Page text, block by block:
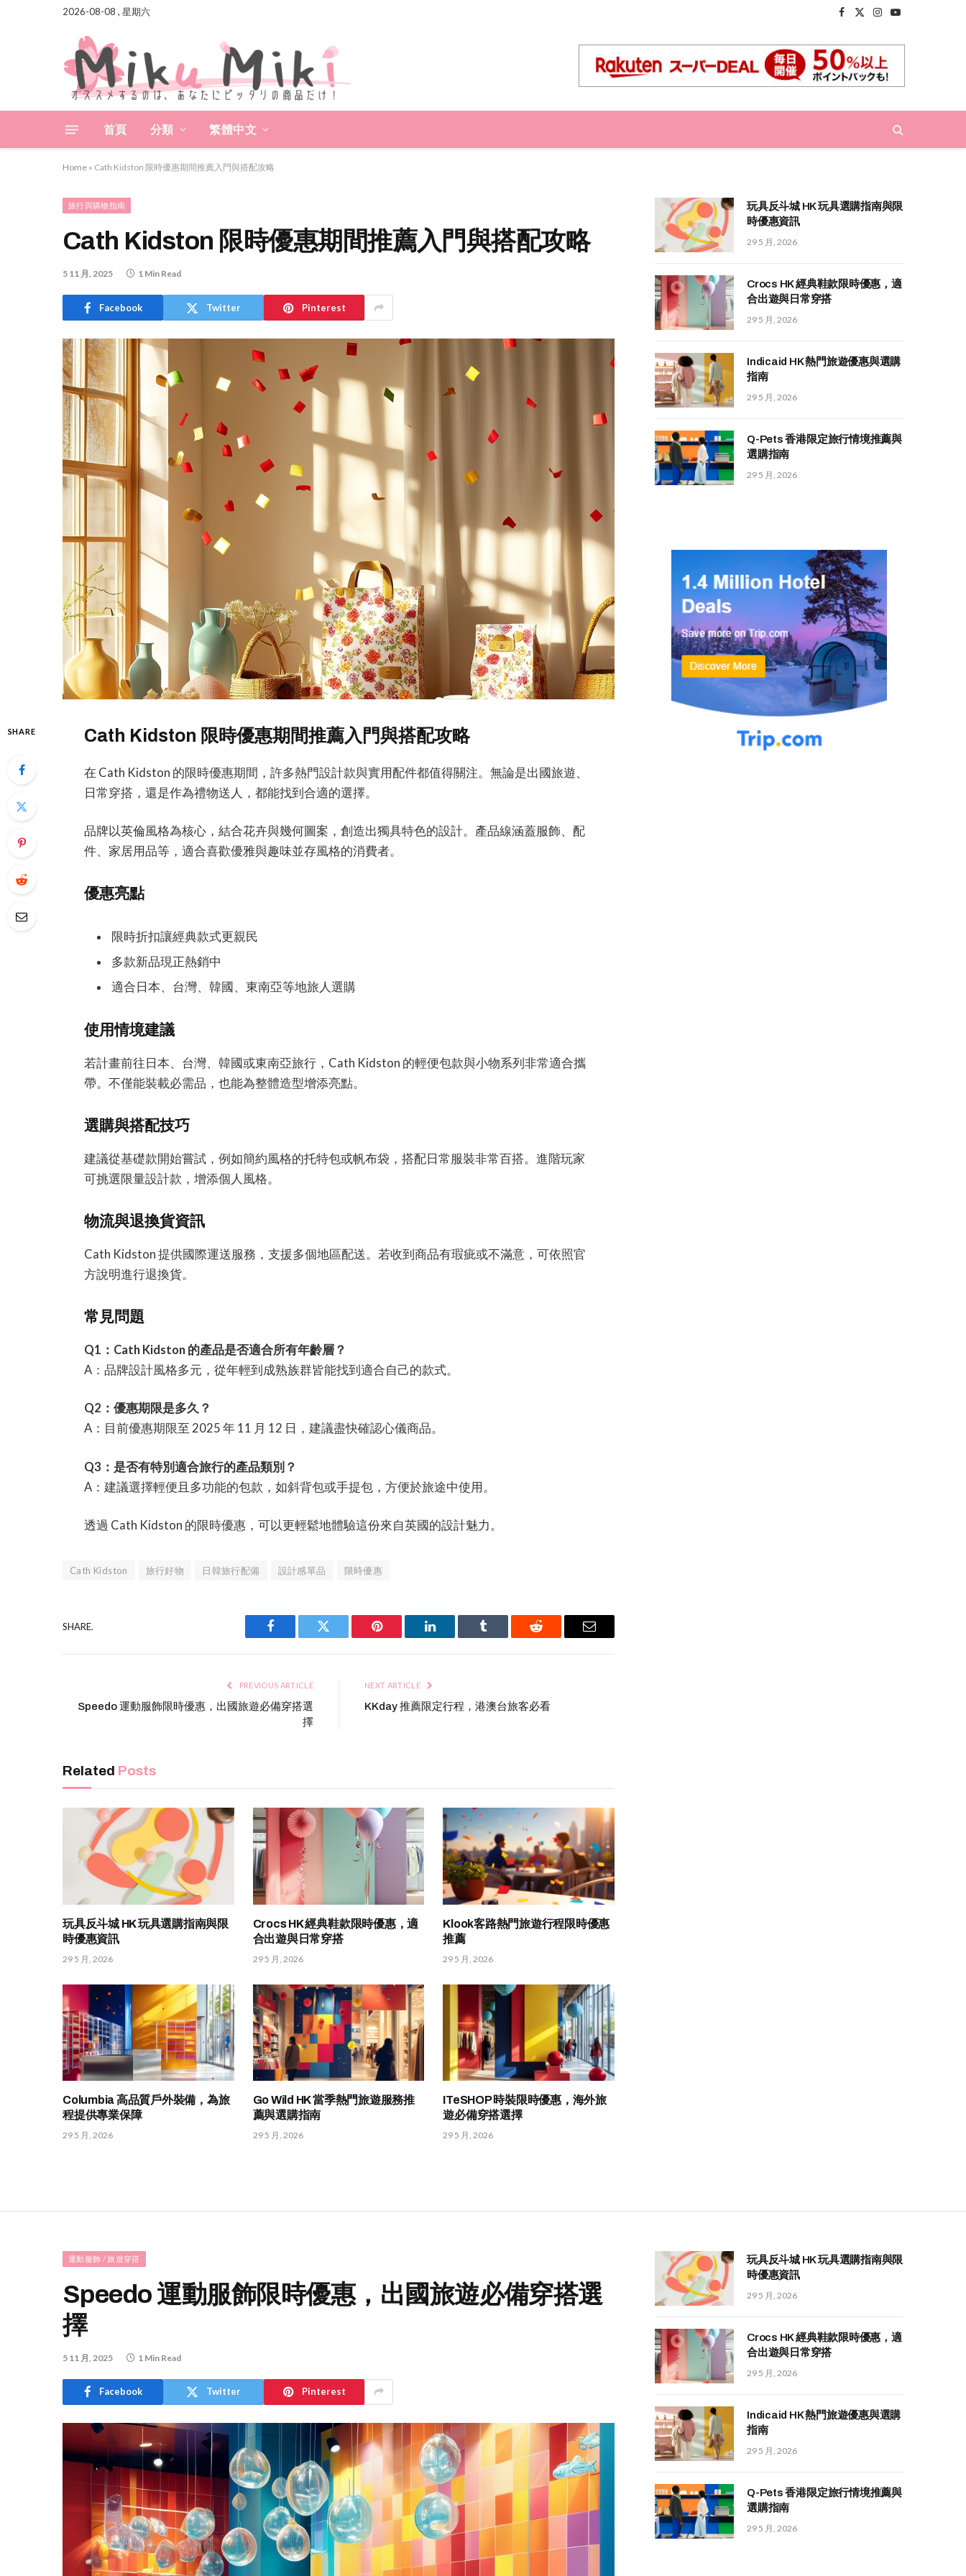
2026-08-08 , 星期六
Facebook
X
Instagram
YouTube
首頁 分類 繁體中文
Home » Cath Kidston 限時優惠期間推薦入門與搭配攻略
旅行與購物指南
Cath Kidston 限時優惠期間推薦入門與搭配攻略
5 11 月, 2025 1 Min Read
Facebook Twitter Pinterest
SHARE Cath Kidston 限時優惠期間推薦入門與搭配攻略
在 Cath Kidston 的限時優惠期間，許多熱門設計款與實用配件都值得關注。無論是出國旅遊、
日常穿搭，還是作為禮物送人，都能找到合適的選擇。
品牌以英倫風格為核心，結合花卉與幾何圖案，創造出獨具特色的設計。產品線涵蓋服飾、配
件、家居用品等，適合喜歡優雅與趣味並存風格的消費者。
優惠亮點
限時折扣讓經典款式更親民
多款新品現正熱銷中
適合日本、台灣、韓國、東南亞等地旅人選購
使用情境建議
若計畫前往日本、台灣、韓國或東南亞旅行，Cath Kidston 的輕便包款與小物系列非常適合攜
帶。不僅能裝載必需品，也能為整體造型增添亮點。
選購與搭配技巧
建議從基礎款開始嘗試，例如簡約風格的托特包或帆布袋，搭配日常服裝非常百搭。進階玩家
可挑選限量設計款，增添個人風格。
物流與退換貨資訊
Cath Kidston 提供國際運送服務，支援多個地區配送。若收到商品有瑕疵或不滿意，可依照官
方說明進行退換貨。
常見問題
Q1：Cath Kidston 的產品是否適合所有年齡層？
A：品牌設計風格多元，從年輕到成熟族群皆能找到適合自己的款式。
Q2：優惠期限是多久？
A：目前優惠期限至 2025 年 11 月 12 日，建議盡快確認心儀商品。
Q3：是否有特別適合旅行的產品類別？
A：建議選擇輕便且多功能的包款，如斜背包或手提包，方便於旅途中使用。
透過 Cath Kidston 的限時優惠，可以更輕鬆地體驗這份來自英國的設計魅力。
Cath Kidston 旅行好物 日韓旅行配備 設計感單品 限時優惠
SHARE.
Facebook Twitter Pinterest LinkedIn Tumblr Reddit Email
PREVIOUS ARTICLE
Speedo 運動服飾限時優惠，出國旅遊必備穿搭選
擇
NEXT ARTICLE
KKday 推薦限定行程，港澳台旅客必看
Related Posts
玩具反斗城 HK 玩具選購指南與限
時優惠資訊
29 5 月, 2026
Crocs HK 經典鞋款限時優惠，適
合出遊與日常穿搭
29 5 月, 2026
Klook客路熱門旅遊行程限時優惠
推薦
29 5 月, 2026
Columbia 高品質戶外裝備，為旅
程提供專業保障
29 5 月, 2026
Go Wild HK 當季熱門旅遊服務推
薦與選購指南
29 5 月, 2026
ITeSHOP 時裝限時優惠，海外旅
遊必備穿搭選擇
29 5 月, 2026
玩具反斗城 HK 玩具選購指南與限
時優惠資訊
29 5 月, 2026
Crocs HK 經典鞋款限時優惠，適
合出遊與日常穿搭
29 5 月, 2026
Indicaid HK 熱門旅遊優惠與選購
指南
29 5 月, 2026
Q-Pets 香港限定旅行情境推薦與
選購指南
29 5 月, 2026
運動服飾 / 旅遊穿搭
Speedo 運動服飾限時優惠，出國旅遊必備穿搭選
擇
5 11 月, 2025 1 Min Read
Facebook Twitter Pinterest
玩具反斗城 HK 玩具選購指南與限
時優惠資訊
29 5 月, 2026
Crocs HK 經典鞋款限時優惠，適
合出遊與日常穿搭
29 5 月, 2026
Indicaid HK 熱門旅遊優惠與選購
指南
29 5 月, 2026
Q-Pets 香港限定旅行情境推薦與
選購指南
29 5 月, 2026